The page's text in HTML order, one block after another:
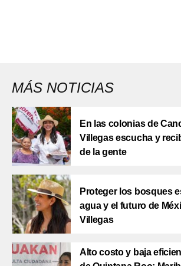
MÁS NOTICIAS
En las colonias de
Villegas escucha y
de la gente
Proteger los bosques
agua y el futuro de
Villegas
Alto costo y baja